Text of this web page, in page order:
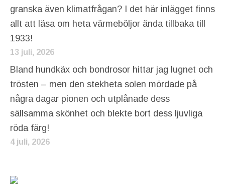
granska även klimatfrågan? I det här inlägget finns
allt att läsa om heta värmeböljor ända tillbaka till
1933!
13 juli, 2026
Bland hundkäx och bondrosor hittar jag lugnet och
trösten – men den stekheta solen mördade på
några dagar pionen och utplånade dess
sällsamma skönhet och blekte bort dess ljuvliga
röda färg!
4 juli, 2026